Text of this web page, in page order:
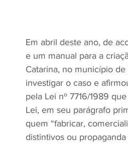
Em abril deste ano, de
e um manual para a
Catarina, no município
investigar o caso e
pela Lei nº 7716/1989
Lei, em seu parágrafo
quem “fabricar,
distintivos ou